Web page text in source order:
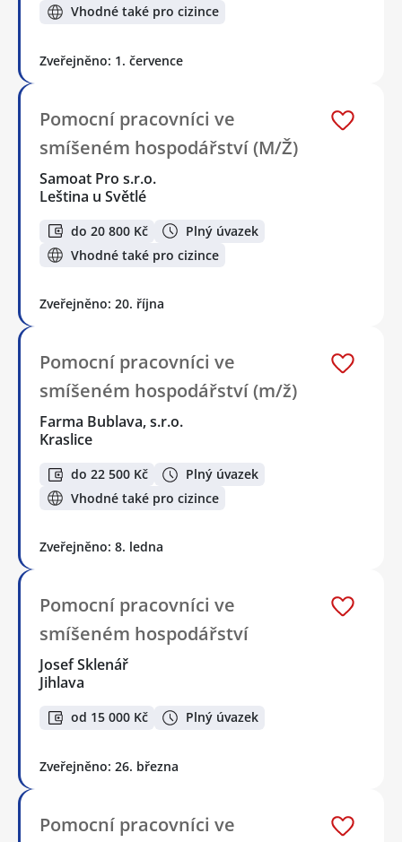
Vhodné také pro cizince
Zveřejněno: 1. července
Pomocní pracovníci ve
smíšeném hospodářství (M/Ž)
Samoat Pro s.r.o.
Leština u Světlé
do 20 800 Kč
Plný úvazek
Vhodné také pro cizince
Zveřejněno: 20. října
Pomocní pracovníci ve
smíšeném hospodářství (m/ž)
Farma Bublava, s.r.o.
Kraslice
do 22 500 Kč
Plný úvazek
Vhodné také pro cizince
Zveřejněno: 8. ledna
Pomocní pracovníci ve
smíšeném hospodářství
Josef Sklenář
Jihlava
od 15 000 Kč Plný úvazek
Zveřejněno: 26. března
Pomocní pracovníci ve